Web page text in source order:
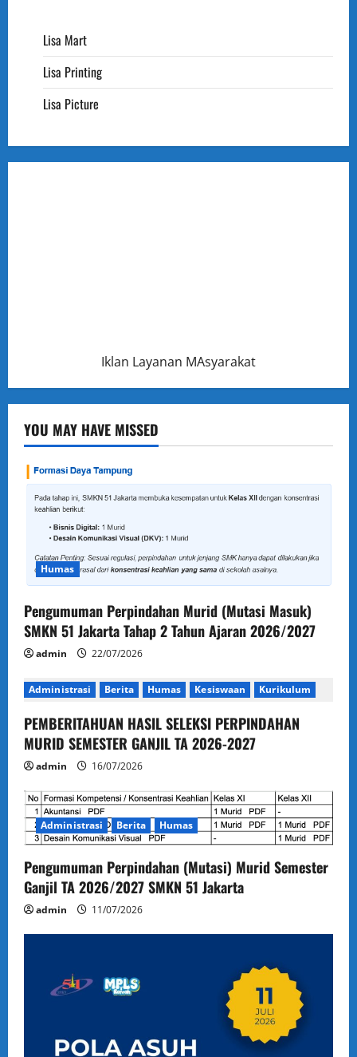
Kegiatan
Sarang
Nyamuk
Demam
Berdarah,
Lisa Mart
Lisa Printing
Lisa Picture
Iklan Layanan MAsyarakat
YOU MAY HAVE MISSED
Humas
Pengumuman Perpindahan Murid (Mutasi Masuk)
SMKN 51 Jakarta Tahap 2 Tahun Ajaran 2026/2027
admin 22/07/2026
Administrasi Berita Humas Kesiswaan Kurikulum
PEMBERITAHUAN HASIL SELEKSI PERPINDAHAN
MURID SEMESTER GANJIL TA 2026-2027
admin 16/07/2026
Administrasi Berita Humas
Pengumuman Perpindahan (Mutasi) Murid Semester
Ganjil TA 2026/2027 SMKN 51 Jakarta
admin 11/07/2026